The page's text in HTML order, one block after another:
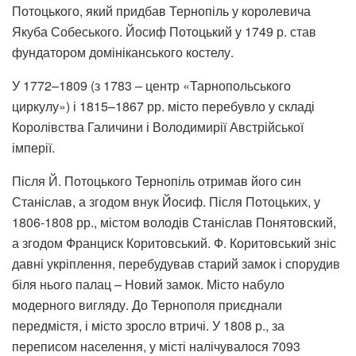
Потоцького, який придбав Тернопіль у королевича
Якуба Собеського. Йосиф Потоцький у 1749 р. став
фундатором домініканського костелу.
У 1772–1809 (з 1783 – центр «Тарнопольського
циркулу») і 1815–1867 рр. місто перебувло у складі
Королівства Галичини і Володимирії Австрійської
імперії.
Після Й. Потоцького Тернопіль отримав його син
Станіслав, а згодом внук Йосиф. Після Потоцьких, у
1806-1808 рр., містом володів Станіслав Понятовский,
а згодом Франциск Коритовський. Ф. Коритовський зніс
давні укріплення, перебудував старий замок і спорудив
біля нього палац – Новий замок. Місто набуло
модерного вигляду. До Тернополя приєднали
передмістя, і місто зросло втричі. У 1808 р., за
переписом населення, у місті налічувалося 7093